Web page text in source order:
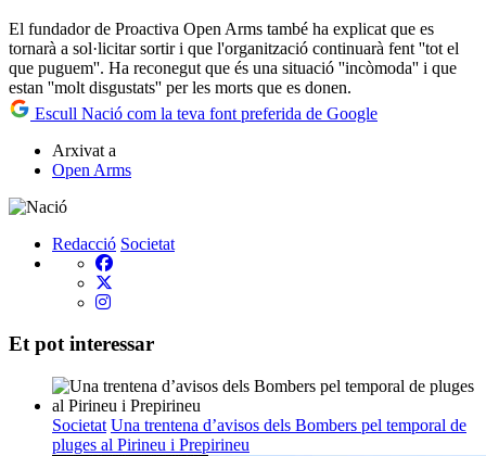
El fundador de Proactiva Open Arms també ha explicat que es
tornarà a sol·licitar sortir i que l'organització continuarà fent ''tot el
que puguem''. Ha reconegut que és una situació ''incòmoda'' i que
estan ''molt disgustats'' per les morts que es donen.
Escull Nació com la teva font preferida de Google
Arxivat a
Open Arms
Redacció Societat
Et pot interessar
Societat Una trentena d’avisos dels Bombers pel temporal de
pluges al Pirineu i Prepirineu